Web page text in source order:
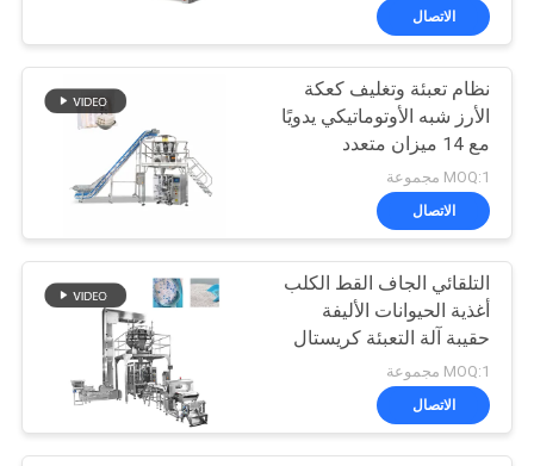
اطلب
اقتباس
خريطة
الموقع
سياسة
الخصوصية
آلة تغليف المواد
الغذائية الخفيفة
ماكينة تعبئة متعددة
الممرات
21
الاتصال
نظام تعبئة وتغليف كعكة
الأرز شبه الأوتوماتيكي يدويًا
مع 14 ميزان متعدد
الرؤوس
MOQ:1 مجموعة
الاتصال
التلقائي الجاف القط الكلب
أغذية الحيوانات الأليفة
حقيبة آلة التعبئة كريستال
القط القمامة الحقيبة
التعبئة
MOQ:1 مجموعة
الاتصال